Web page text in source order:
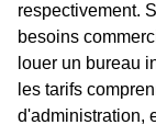
respectivement.
besoins
louer un bureau
les tarifs
d'administration,